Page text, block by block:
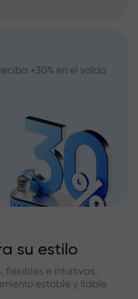
+30% en el saldo
su estilo
flexibles e intuitivas,
estable y fiable